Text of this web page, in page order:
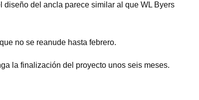
del ancla parece similar al que WL Byers
no se reanude hasta febrero.
la finalización del proyecto unos seis meses.